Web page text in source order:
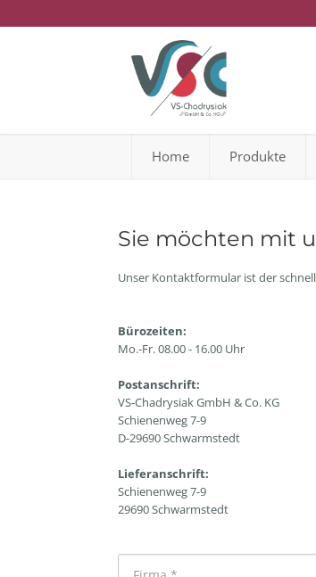
Home Produkte
Sie möchten mit
Unser Kontaktformular ist der
Bürozeiten:
Mo.-Fr. 08.00 - 16.00 Uhr
Postanschrift:
VS-Chadrysiak GmbH & Co. KG
Schienenweg 7-9
D-29690 Schwarmstedt
Lieferanschrift:
Schienenweg 7-9
29690 Schwarmstedt